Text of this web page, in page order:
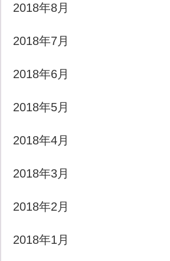
2018年8月
2018年7月
2018年6月
2018年5月
2018年4月
2018年3月
2018年2月
2018年1月